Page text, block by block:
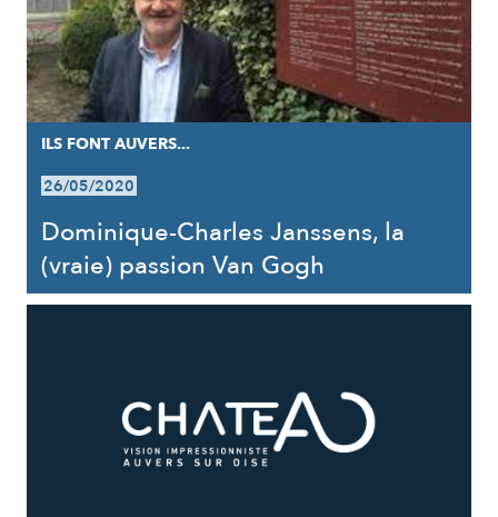
ILS FONT AUVERS...
26/05/2020
Dominique-Charles Janssens, la
(vraie) passion Van Gogh